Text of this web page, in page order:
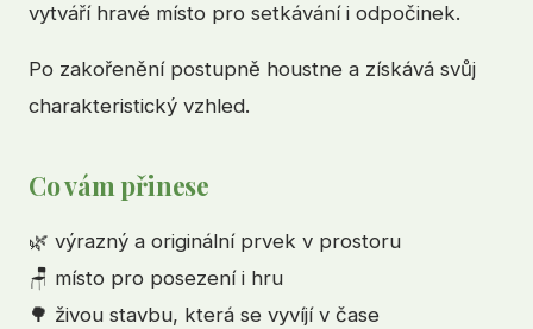
vytváří hravé místo pro setkávání i odpočinek.
Po zakořenění postupně houstne a získává svůj
charakteristický vzhled.
Co vám přinese
🌿 výrazný a originální prvek v prostoru
🪑 místo pro posezení i hru
🌳 živou stavbu, která se vyvíjí v čase